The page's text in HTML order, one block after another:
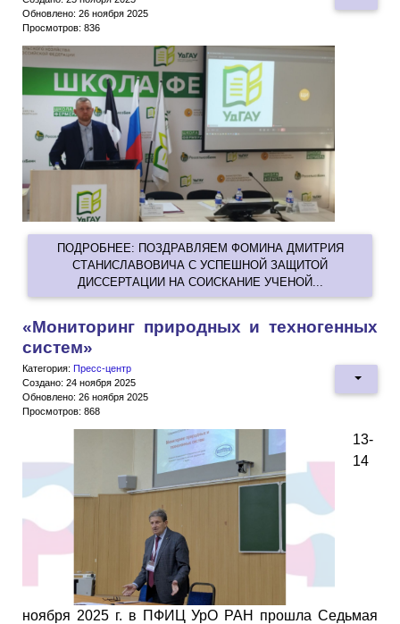
Обновлено: 26 ноября 2025
Просмотров: 836
ПОДРОБНЕЕ: ПОЗДРАВЛЯЕМ ФОМИНА ДМИТРИЯ
СТАНИСЛАВОВИЧА С УСПЕШНОЙ ЗАЩИТОЙ
ДИССЕРТАЦИИ НА СОИСКАНИЕ УЧЕНОЙ...
«Мониторинг природных и техногенных
систем»
Категория: Пресс-центр
Создано: 24 ноября 2025
Обновлено: 26 ноября 2025
Просмотров: 868
13-
14
ноября 2025 г. в ПФИЦ УрО РАН прошла Седьмая